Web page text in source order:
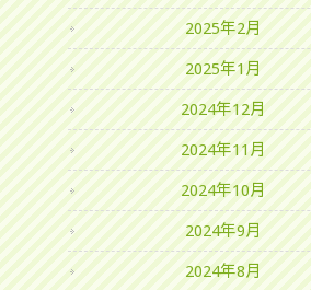
2025年2月
2025年1月
2024年12月
2024年11月
2024年10月
2024年9月
2024年8月